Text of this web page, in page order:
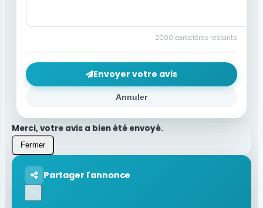
2000 caractères restants
Annuler
Envoyer votre avis
Merci, votre avis a bien été envoyé.
Fermer
Partager l'annonce